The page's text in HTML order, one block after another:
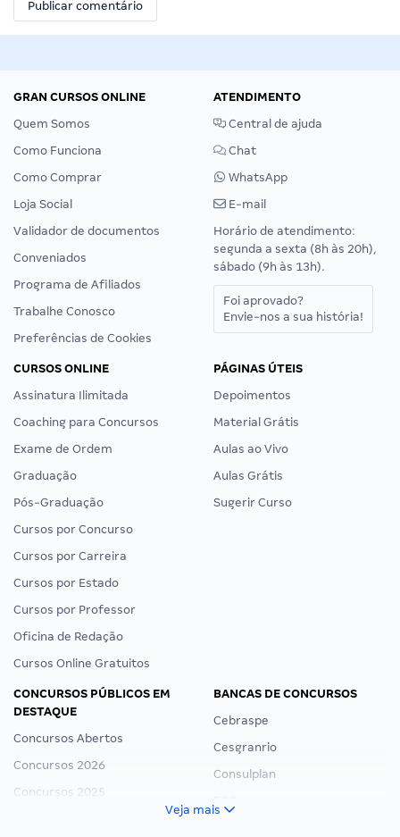
GRAN CURSOS ONLINE
Quem Somos
Como Funciona
Como Comprar
Loja Social
Validador de documentos
Conveniados
Programa de Afiliados
Trabalhe Conosco
Preferências de Cookies
ATENDIMENTO
Central de ajuda
Chat
WhatsApp
E-mail
Horário de atendimento:
segunda a sexta (8h às 20h),
sábado (9h às 13h).
Foi aprovado?
Envie-nos a sua história!
CURSOS ONLINE
Assinatura Ilimitada
Coaching para Concursos
Exame de Ordem
Graduação
Pós-Graduação
Cursos por Concurso
Cursos por Carreira
Cursos por Estado
Cursos por Professor
Oficina de Redação
Cursos Online Gratuitos
PÁGINAS ÚTEIS
Depoimentos
Material Grátis
Aulas ao Vivo
Aulas Grátis
Sugerir Curso
CONCURSOS PÚBLICOS EM
DESTAQUE
Concursos Abertos
Concursos 2026
Concursos 2025
BANCAS DE CONCURSOS
Cebraspe
Cesgranrio
Consulplan
Veja mais